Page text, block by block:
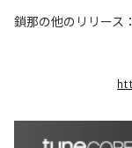
鎖那の他のリリース：